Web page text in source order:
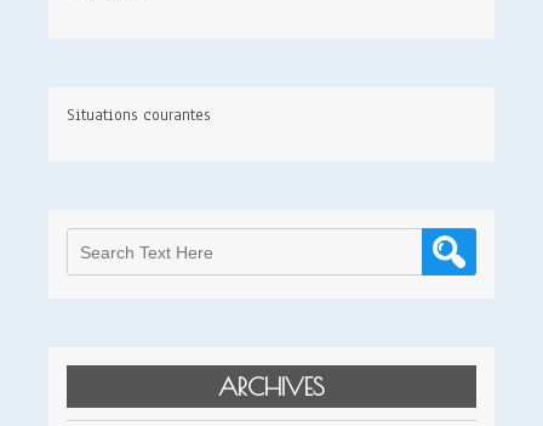
Situations courantes
ARCHIVES